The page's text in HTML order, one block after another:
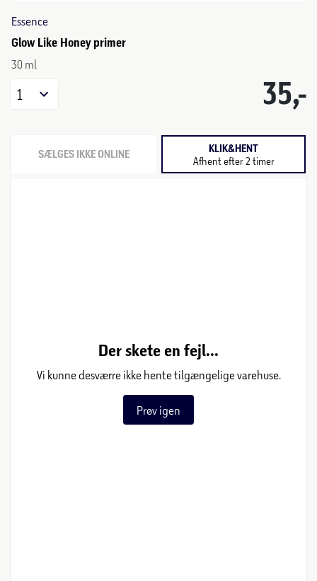
Essence
Glow Like Honey primer
30 ml
35,-
1
SÆLGES IKKE ONLINE KLIK&HENT
Afhent efter 2 timer
Der skete en fejl...
Vi kunne desværre ikke hente tilgængelige varehuse.
Prøv igen